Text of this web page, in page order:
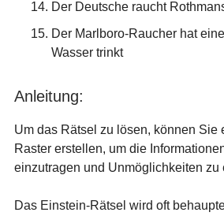
Der Deutsche raucht
Der Marlboro-Raucher hat
Wasser trinkt
Anleitung:
Um das Rätsel zu lösen, können Sie
Raster erstellen, um die
einzutragen und Unmöglichkeiten zu
Das Einstein-Rätsel wird oft